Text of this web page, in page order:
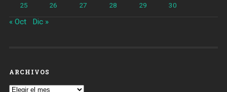
25 26 27 28 29 30
« Oct Dic »
ARCHIVOS
Archivos